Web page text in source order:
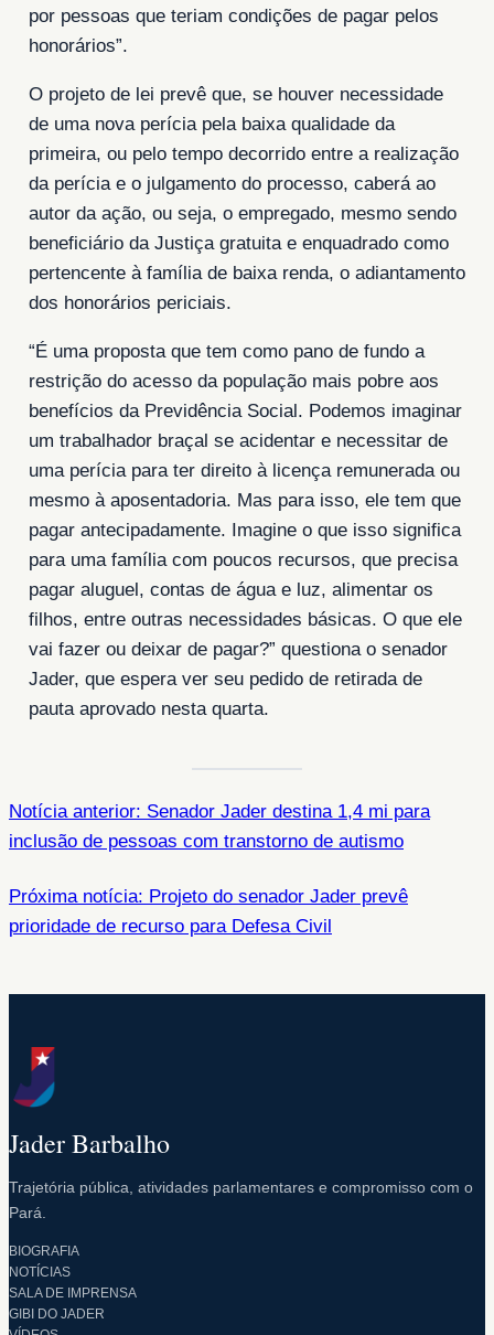
por pessoas que teriam condições de pagar pelos
honorários”.
O projeto de lei prevê que, se houver necessidade
de uma nova perícia pela baixa qualidade da
primeira, ou pelo tempo decorrido entre a realização
da perícia e o julgamento do processo, caberá ao
autor da ação, ou seja, o empregado, mesmo sendo
beneficiário da Justiça gratuita e enquadrado como
pertencente à família de baixa renda, o adiantamento
dos honorários periciais.
“É uma proposta que tem como pano de fundo a
restrição do acesso da população mais pobre aos
benefícios da Previdência Social. Podemos imaginar
um trabalhador braçal se acidentar e necessitar de
uma perícia para ter direito à licença remunerada ou
mesmo à aposentadoria. Mas para isso, ele tem que
pagar antecipadamente. Imagine o que isso significa
para uma família com poucos recursos, que precisa
pagar aluguel, contas de água e luz, alimentar os
filhos, entre outras necessidades básicas. O que ele
vai fazer ou deixar de pagar?” questiona o senador
Jader, que espera ver seu pedido de retirada de
pauta aprovado nesta quarta.
Notícia anterior: Senador Jader destina 1,4 mi para
inclusão de pessoas com transtorno de autismo
Próxima notícia: Projeto do senador Jader prevê
prioridade de recurso para Defesa Civil
Jader Barbalho
Trajetória pública, atividades parlamentares e compromisso com o
Pará.
BIOGRAFIA
NOTÍCIAS
SALA DE IMPRENSA
GIBI DO JADER